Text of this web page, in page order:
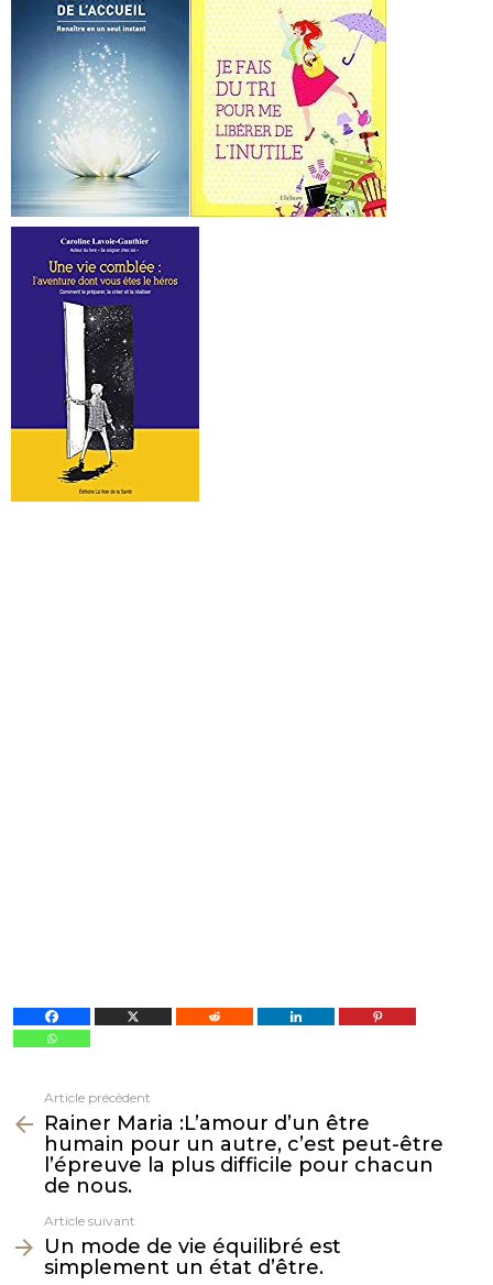
plus
Article précédent
Rainer Maria :L’amour d’un être
humain pour un autre, c’est peut-être
l’épreuve la plus difficile pour chacun
de nous.
Article suivant
Un mode de vie équilibré est
simplement un état d’être.